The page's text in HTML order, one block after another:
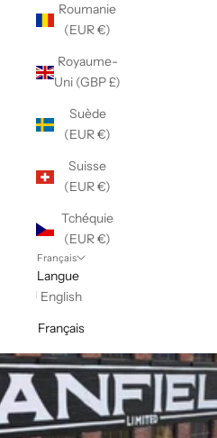
Roumanie
(EUR €)
Royaume-
Uni (GBP £)
Suède
(EUR €)
Suisse
(EUR €)
Tchéquie
(EUR €)
Français
Langue
English
Français